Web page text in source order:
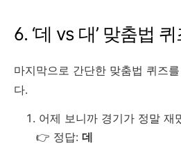
6. ‘데 vs 대’ 맞춤법
마지막으로 간단한 맞춤법 퀴즈
다.
어제 보니까 경기가 정말 재
👉 정답: 데